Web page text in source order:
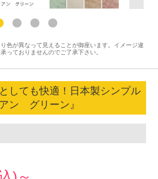
色が異なって見えることが御座います。イメージ違
っておりませんのでご了承下さい。
しても快適！日本製シンプル
ン グリーン』